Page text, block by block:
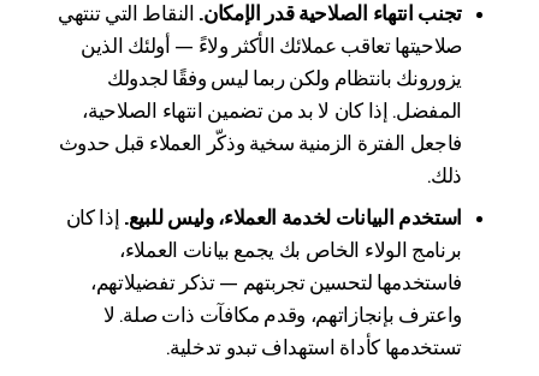
تجنب انتهاء الصلاحية قدر الإمكان. النقاط التي تنتهي
صلاحيتها تعاقب عملائك الأكثر ولاءً — أولئك الذين
يزورونك بانتظام ولكن ربما ليس وفقًا لجدولك
المفضل. إذا كان لا بد من تضمين انتهاء الصلاحية،
فاجعل الفترة الزمنية سخية وذكّر العملاء قبل حدوث
ذلك.
استخدم البيانات لخدمة العملاء، وليس للبيع. إذا كان
برنامج الولاء الخاص بك يجمع بيانات العملاء،
فاستخدمها لتحسين تجربتهم — تذكر تفضيلاتهم،
واعترف بإنجازاتهم، وقدم مكافآت ذات صلة. لا
تستخدمها كأداة استهداف تبدو تدخلية.